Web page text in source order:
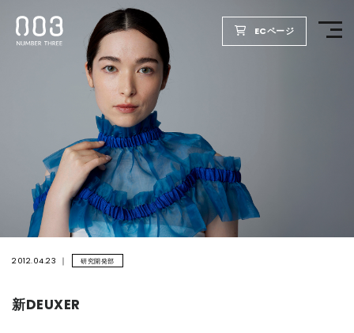
ECページ
2012.04.23 研究開発部
新DEUXER
TOP
PRODUCTS
WELLBEING REPORT
FOR SALON